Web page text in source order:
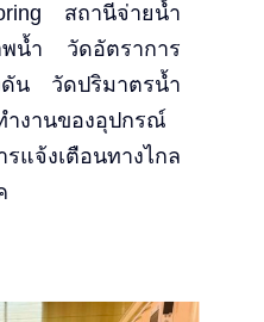
สถานีจ่ายน้ำ
น้ำ วัดอัตราการ
น วัดปริมาตรน้ำ
ำงานของอุปกรณ์
แจ้งเตือนทางไกล